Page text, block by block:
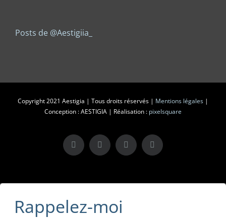
Posts de @Aestigiia_
Copyright 2021 Aestigia | Tous droits réservés | Mentions légales |
Conception : AESTIGIA | Réalisation : pixelsquare
X LinkedInInstagramFacebook
Rappelez-moi